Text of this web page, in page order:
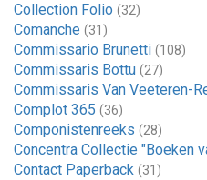
Collection Folio (32)
Comanche (31)
Commissario Brunetti (108)
Commissaris Bottu (27)
Commissaris Van Veeteren-
Complot 365 (36)
Componistenreeks (28)
Concentra Collectie "Boeken
Contact Paperback (31)